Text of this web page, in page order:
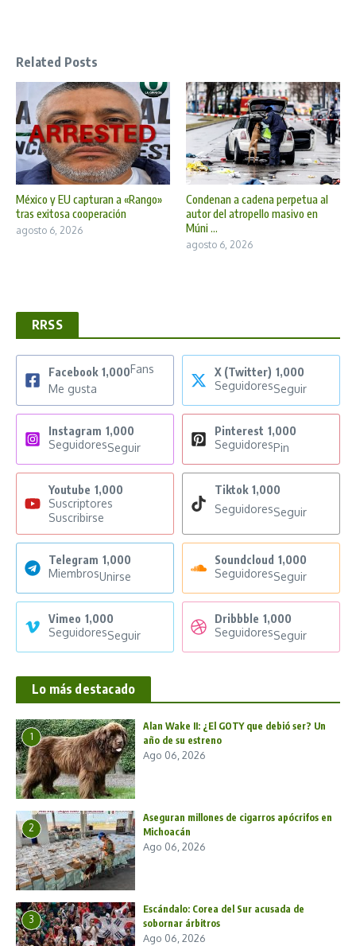
Related Posts
México y EU capturan a «Rango»
tras exitosa cooperación
agosto 6, 2026
Condenan a cadena perpetua al
autor del atropello masivo en
Múni ...
agosto 6, 2026
RRSS
Facebook 1,000Fans
Me gusta
X (Twitter) 1,000
SeguidoresSeguir
Instagram 1,000
SeguidoresSeguir
Pinterest 1,000
SeguidoresPin
Youtube 1,000
Suscriptores
Suscribirse
Tiktok 1,000
SeguidoresSeguir
Telegram 1,000
MiembrosUnirse
Soundcloud 1,000
SeguidoresSeguir
Vimeo 1,000
SeguidoresSeguir
Dribbble 1,000
SeguidoresSeguir
Lo más destacado
1
Alan Wake II: ¿El GOTY que debió ser? Un
año de su estreno
Ago 06, 2026
2
Aseguran millones de cigarros apócrifos en
Michoacán
Ago 06, 2026
3
Escándalo: Corea del Sur acusada de
sobornar árbitros
Ago 06, 2026